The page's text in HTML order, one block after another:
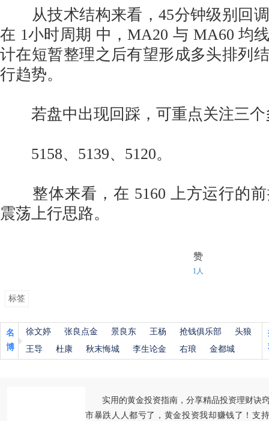
从技术结构来看，45分钟级别回调
在 1小时周期 中，MA20 与 MA60 均
计在短暂整理之后有望形成多头排列
行趋势。
若盘中出现回踩，可重点关注三个
5158、5139、5120。
整体来看，在 5160 上方运行的前
震荡上行思路。
赞
1人
标签
名
博
徐文婷 张良点金 景良东 王杨 抢钱俱乐部
头狼
王导
杜康 秋末悔城 李生论金 右琅 金都城
实用的黄金投资指南，分享精品投资理财诀
市暴跌人人都亏了，黄金投资我却赚钱了！支